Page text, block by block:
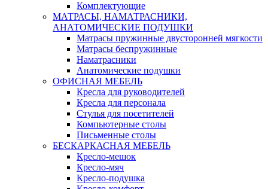
Комплектующие
МАТРАСЫ, НАМАТРАСНИКИ,
АНАТОМИЧЕСКИЕ ПОДУШКИ
Матрасы пружинные двусторонней мягкости
Матрасы беспружинные
Наматрасники
Анатомические подушки
ОФИСНАЯ МЕБЕЛЬ
Кресла для руководителей
Кресла для персонала
Стулья для посетителей
Компьютерные столы
Письменные столы
БЕСКАРКАСНАЯ МЕБЕЛЬ
Кресло-мешок
Кресло-мяч
Кресло-подушка